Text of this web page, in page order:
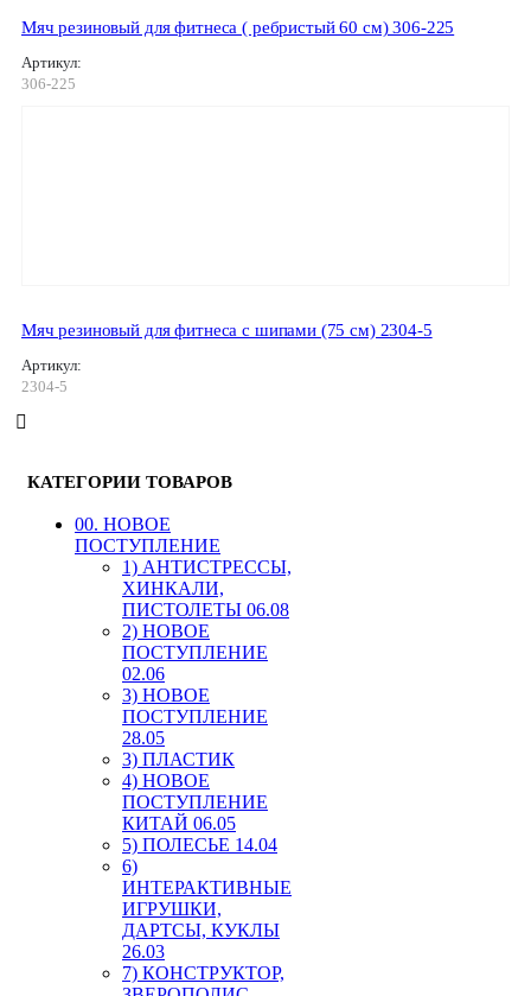
Мяч резиновый для фитнеса ( ребристый 60 см) 306-225
Артикул:
306-225
Мяч резиновый для фитнеса с шипами (75 см) 2304-5
Артикул:
2304-5
КАТЕГОРИИ ТОВАРОВ
00. HОВОЕ
ПОСТУПЛЕНИЕ
1) АНТИСТРЕССЫ,
ХИНКАЛИ,
ПИСТОЛЕТЫ 06.08
2) НОВОЕ
ПОСТУПЛЕНИЕ
02.06
3) НОВОЕ
ПОСТУПЛЕНИЕ
28.05
3) ПЛАСТИК
4) НОВОЕ
ПОСТУПЛЕНИЕ
КИТАЙ 06.05
5) ПОЛЕСЬЕ 14.04
6)
ИНТЕРАКТИВНЫЕ
ИГРУШКИ,
ДАРТСЫ, КУКЛЫ
26.03
7) КОНСТРУКТОР,